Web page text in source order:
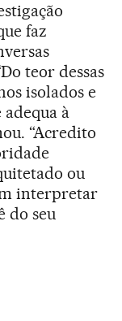
faz
teor dessas
isolados e
à
“Acredito
ou
interpretar
do seu